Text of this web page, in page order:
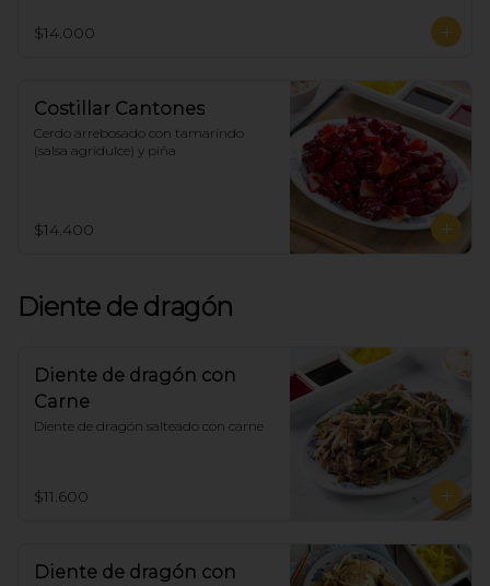
$14.000
Costillar Cantones
Cerdo arrebosado con tamarindo
(salsa agridulce) y piña
$14.400
Diente de dragón
Diente de dragón con
Carne
Diente de dragón salteado con carne
$11.600
Diente de dragón con